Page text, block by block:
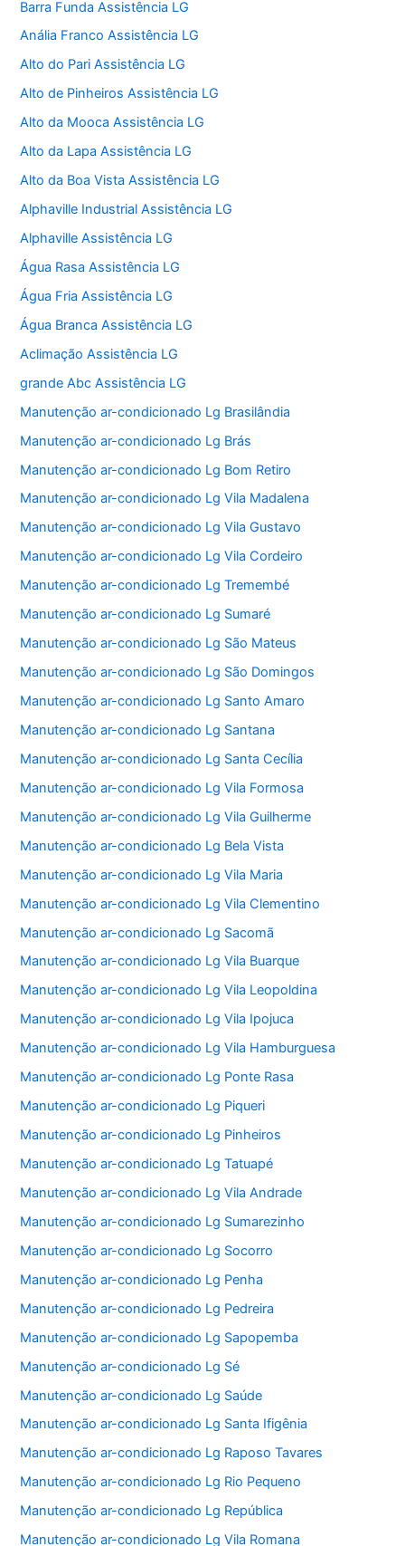
Barra Funda Assistência LG
Anália Franco Assistência LG
Alto do Pari Assistência LG
Alto de Pinheiros Assistência LG
Alto da Mooca Assistência LG
Alto da Lapa Assistência LG
Alto da Boa Vista Assistência LG
Alphaville Industrial Assistência LG
Alphaville Assistência LG
Água Rasa Assistência LG
Água Fria Assistência LG
Água Branca Assistência LG
Aclimação Assistência LG
grande Abc Assistência LG
Manutenção ar-condicionado Lg Brasilândia
Manutenção ar-condicionado Lg Brás
Manutenção ar-condicionado Lg Bom Retiro
Manutenção ar-condicionado Lg Vila Madalena
Manutenção ar-condicionado Lg Vila Gustavo
Manutenção ar-condicionado Lg Vila Cordeiro
Manutenção ar-condicionado Lg Tremembé
Manutenção ar-condicionado Lg Sumaré
Manutenção ar-condicionado Lg São Mateus
Manutenção ar-condicionado Lg São Domingos
Manutenção ar-condicionado Lg Santo Amaro
Manutenção ar-condicionado Lg Santana
Manutenção ar-condicionado Lg Santa Cecília
Manutenção ar-condicionado Lg Vila Formosa
Manutenção ar-condicionado Lg Vila Guilherme
Manutenção ar-condicionado Lg Bela Vista
Manutenção ar-condicionado Lg Vila Maria
Manutenção ar-condicionado Lg Vila Clementino
Manutenção ar-condicionado Lg Sacomã
Manutenção ar-condicionado Lg Vila Buarque
Manutenção ar-condicionado Lg Vila Leopoldina
Manutenção ar-condicionado Lg Vila Ipojuca
Manutenção ar-condicionado Lg Vila Hamburguesa
Manutenção ar-condicionado Lg Ponte Rasa
Manutenção ar-condicionado Lg Piqueri
Manutenção ar-condicionado Lg Pinheiros
Manutenção ar-condicionado Lg Tatuapé
Manutenção ar-condicionado Lg Vila Andrade
Manutenção ar-condicionado Lg Sumarezinho
Manutenção ar-condicionado Lg Socorro
Manutenção ar-condicionado Lg Penha
Manutenção ar-condicionado Lg Pedreira
Manutenção ar-condicionado Lg Sapopemba
Manutenção ar-condicionado Lg Sé
Manutenção ar-condicionado Lg Saúde
Manutenção ar-condicionado Lg Santa Ifigênia
Manutenção ar-condicionado Lg Raposo Tavares
Manutenção ar-condicionado Lg Rio Pequeno
Manutenção ar-condicionado Lg República
Manutenção ar-condicionado Lg Vila Romana